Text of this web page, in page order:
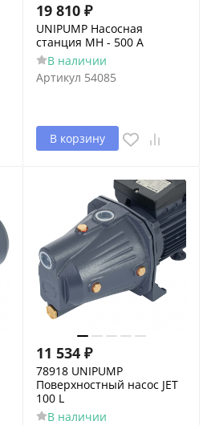
19 810 ₽
UNIPUMP Насосная
станция МН - 500 А
В наличии
Артикул 54085
В корзину
11 534 ₽
78918 UNIPUMP
Поверхностный насос JET
100 L
В наличии